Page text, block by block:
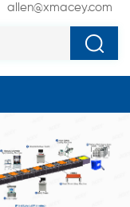
allen@xmacey.com